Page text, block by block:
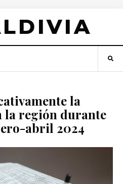
la
la región durante
abril 2024